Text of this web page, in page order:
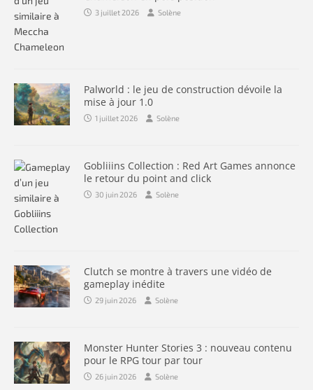
3 juillet 2026 Solène
Palworld : le jeu de construction dévoile la
mise à jour 1.0
1 juillet 2026 Solène
Gobliiins Collection : Red Art Games annonce
le retour du point and click
30 juin 2026 Solène
Clutch se montre à travers une vidéo de
gameplay inédite
29 juin 2026 Solène
Monster Hunter Stories 3 : nouveau contenu
pour le RPG tour par tour
26 juin 2026 Solène